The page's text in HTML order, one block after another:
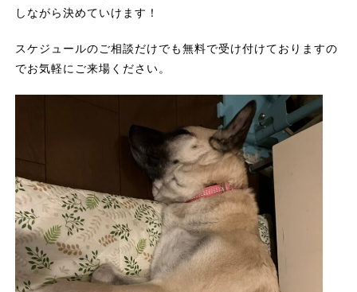
しながら決めていけます！
スケジュールのご相談だけでも無料で受け付けておりますの
でお気軽にご来場ください。